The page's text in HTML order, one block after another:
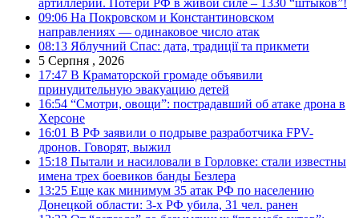
09:06 На Покровском и Константиновском
направлениях — одинаковое число атак
08:13 Яблучний Спас: дата, традиції та прикмети
5 Серпня , 2026
17:47 В Краматорской громаде объявили
принудительную эвакуацию детей
16:54 “Смотри, овощи”: пострадавший об атаке дрона в
Херсоне
16:01 В РФ заявили о подрыве разработчика FPV-
дронов. Говорят, выжил
15:18 Пытали и насиловали в Горловке: стали известны
имена трех боевиков банды Безлера
13:25 Еще как минимум 35 атак РФ по населению
Донецкой области: 3-х РФ убила, 31 чел. ранен